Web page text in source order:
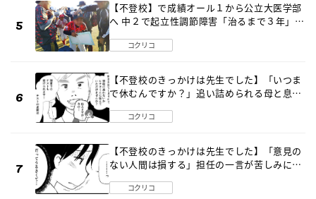
【不登校】で成績オール１から公立大医学部
へ 中２で起立性調節障害「治るまで３年」の
コクリコ
【不登校のきっかけは先生でした】「いつま
で休むんですか？」追い詰められる母と息子
コクリコ
【不登校のきっかけは先生でした】「意見の
ない人間は損する」担任の一言が苦しみに…
コクリコ